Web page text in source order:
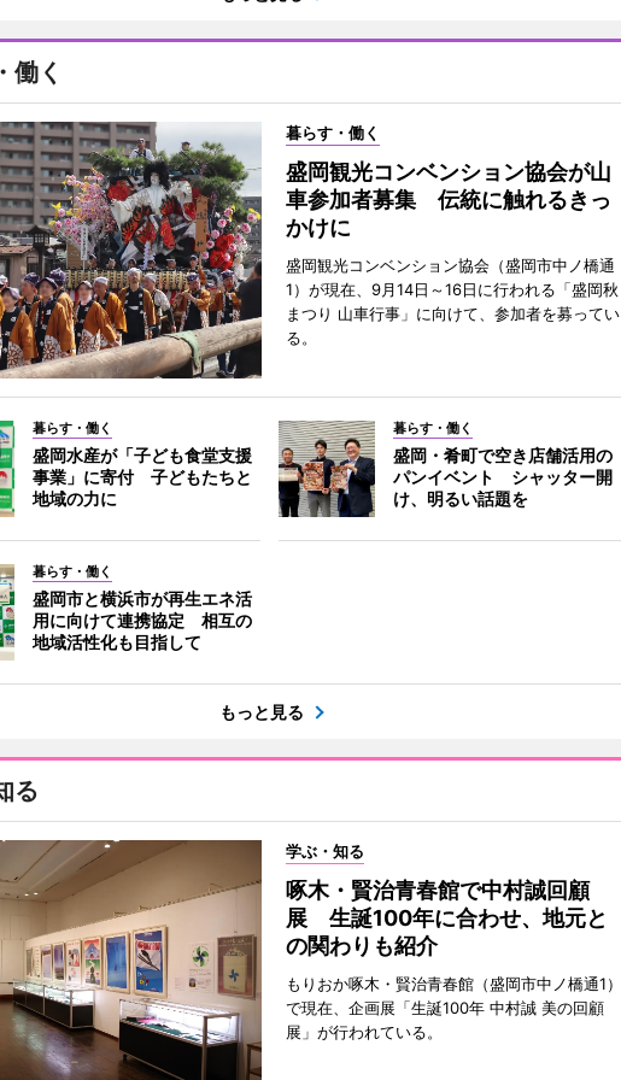
働く
暮らす・働く
盛岡観光コンベンション協会が山
車参加者募集 伝統に触れるきっ
かけに
盛岡観光コンベンション協会（盛岡市中ノ橋通
1）が現在、9月14日～16日に行われる「盛岡秋
まつり 山車行事」に向けて、参加者を募ってい
る。
暮らす・働く
盛岡水産が「子ども食堂支援
事業」に寄付 子どもたちと
地域の力に
暮らす・働く
盛岡・肴町で空き店舗活用の
パンイベント シャッター開
け、明るい話題を
暮らす・働く
盛岡市と横浜市が再生エネ活
用に向けて連携協定 相互の
地域活性化も目指して
もっと見る
る
学ぶ・知る
啄木・賢治青春館で中村誠回顧
展 生誕100年に合わせ、地元と
の関わりも紹介
もりおか啄木・賢治青春館（盛岡市中ノ橋通1）
で現在、企画展「生誕100年 中村誠 美の回顧
展」が行われている。